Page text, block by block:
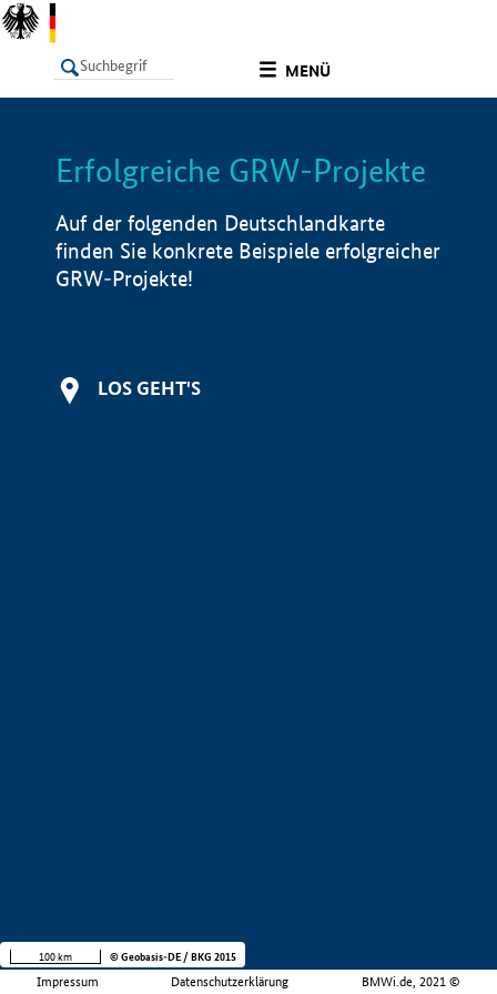
MENÜ
LISTE Info
Erfolgreiche GRW-Projekte
Auf der folgenden Deutschlandkarte
finden Sie konkrete Beispiele erfolgreicher
GRW-Projekte!
LOS GEHT'S
Impressum Datenschutzerklärung BMWi.de, 2021 ©
100 km © Geobasis-DE / BKG 2015